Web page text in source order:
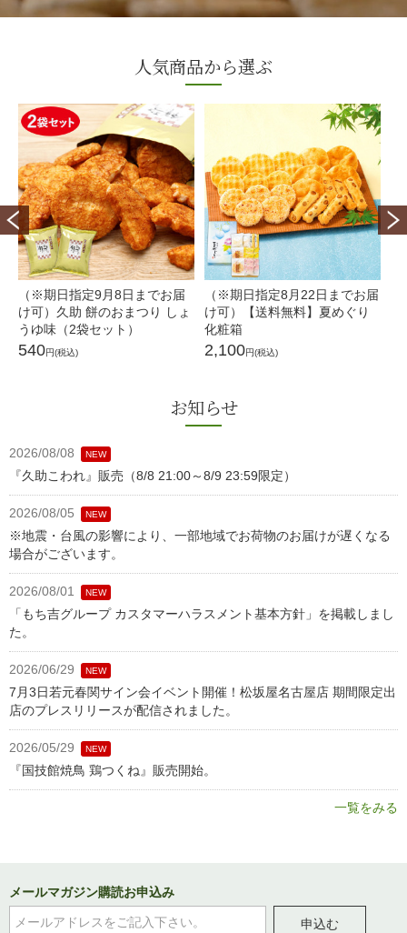
人気商品から選ぶ
（※期日指定9月8日までお届
け可）久助 餅のおまつり しょ
うゆ味（2袋セット）
540円(税込)
（※期日指定8月22日までお届
け可）【送料無料】夏めぐり
化粧箱
2,100円(税込)
お知らせ
2026/08/08 NEW
『久助こわれ』販売（8/8 21:00～8/9 23:59限定）
2026/08/05 NEW
※地震・台風の影響により、一部地域でお荷物のお届けが遅くなる
場合がございます。
2026/08/01 NEW
「もち吉グループ カスタマーハラスメント基本方針」を掲載しまし
た。
2026/06/29 NEW
7月3日若元春関サイン会イベント開催！松坂屋名古屋店 期間限定出
店のプレスリリースが配信されました。
2026/05/29 NEW
『国技館焼鳥 鶏つくね』販売開始。
一覧をみる
メールマガジン購読お申込み
申込む